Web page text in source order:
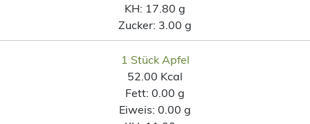
KH: 17.80 g
Zucker: 3.00 g
1 Stück Apfel
52.00 Kcal
Fett: 0.00 g
Eiweis: 0.00 g